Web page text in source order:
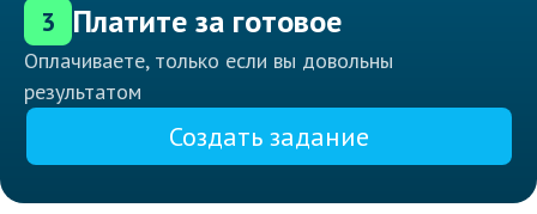
3 Платите за готовое
Оплачиваете, только если вы довольны
результатом
Создать задание